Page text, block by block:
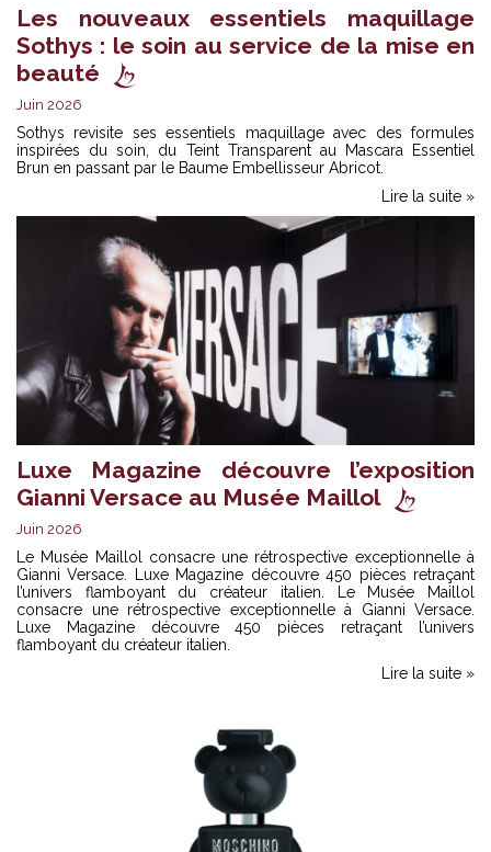
Les nouveaux essentiels maquillage
Sothys : le soin au service de la mise en
beauté
Juin 2026
Sothys revisite ses essentiels maquillage avec des formules
inspirées du soin, du Teint Transparent au Mascara Essentiel
Brun en passant par le Baume Embellisseur Abricot.
Lire la suite »
Luxe Magazine découvre l’exposition
Gianni Versace au Musée Maillol
Juin 2026
Le Musée Maillol consacre une rétrospective exceptionnelle à
Gianni Versace. Luxe Magazine découvre 450 pièces retraçant
l’univers flamboyant du créateur italien. Le Musée Maillol
consacre une rétrospective exceptionnelle à Gianni Versace.
Luxe Magazine découvre 450 pièces retraçant l’univers
flamboyant du créateur italien.
Lire la suite »